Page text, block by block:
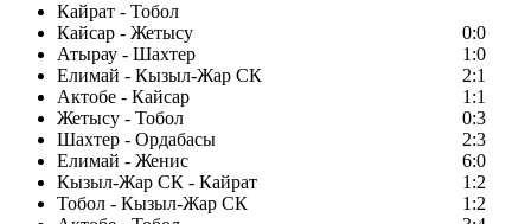
Кайрат - Тобол
Кайсар - Жетысу
0:0
Атырау - Шахтер
1:0
Елимай - Кызыл-Жар СК
2:1
Актобе - Кайсар
1:1
Жетысу - Тобол
0:3
Шахтер - Ордабасы
2:3
Елимай - Женис
6:0
Кызыл-Жар СК - Кайрат
1:2
Тобол - Кызыл-Жар СК
1:2